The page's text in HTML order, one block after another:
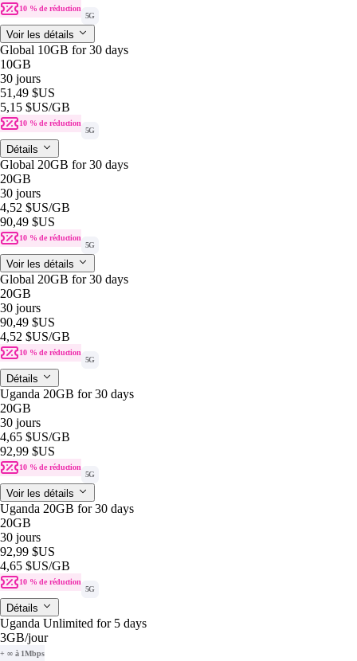
10 % de réduction
5G
Voir les détails
Global 10GB for 30 days
10GB
30 jours
51,49 $US
5,15 $US/GB
10 % de réduction
5G
Détails
Global 20GB for 30 days
20GB
30 jours
4,52 $US/GB
90,49 $US
10 % de réduction
5G
Voir les détails
Global 20GB for 30 days
20GB
30 jours
90,49 $US
4,52 $US/GB
10 % de réduction
5G
Détails
Uganda 20GB for 30 days
20GB
30 jours
4,65 $US/GB
92,99 $US
10 % de réduction
5G
Voir les détails
Uganda 20GB for 30 days
20GB
30 jours
92,99 $US
4,65 $US/GB
10 % de réduction
5G
Détails
Uganda Unlimited for 5 days
3GB/jour
+ ∞ à 1Mbps